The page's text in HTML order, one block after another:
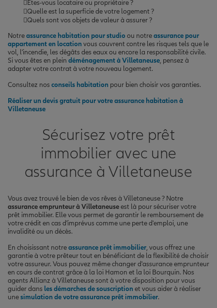
Êtes-vous locataire ou propriétaire ?
Quelle est la superficie de votre logement ?
Quels sont vos objets de valeur à assurer ?
Notreassurance habitation pour studioou notreassurance pour
appartement en location vous couvrent contre les risques tels que le
vol, l'incendie, les dégâts des eaux ou encore la responsabilité civile.
Si vous êtes en plein déménagement à Villetaneuse, pensez à
adapter votre contrat à votre nouveau logement.
Consultez nos conseils habitation pour bien choisir vos garanties.
Réaliser un devis gratuit pour votre assurance habitation à
Villetaneuse
Sécurisez votre prêt
immobilier avec une
assurance à Villetaneuse
Vous avez trouvé le bien de vos rêves à Villetaneuse ? Notre
assurance emprunteur à Villetaneuseest là pour sécuriser votre
prêt immobilier. Elle vous permet de garantir le remboursement de
votre crédit en cas d'imprévus comme une perte d'emploi, une
invalidité ou un décès.
En choisissant notreassurance prêt immobilier, vous offrez une
garantie à votre prêteur tout en bénéficiant de la flexibilité de choisir
votre assureur. Vous pouvez même changer d'assurance emprunteur
en cours de contrat grâce à la loi Hamon et la loi Bourquin. Nos
agents Allianz à Villetaneuse sont à votre disposition pour vous
guider dans les démarches de souscription et vous aider à réaliser
unesimulation de votre assurance prêt immobilier.